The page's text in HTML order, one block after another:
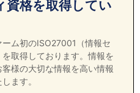
資格を取得してい
ム初のISO27001（情報セ
取得しております。情報を
様の大切な情報を高い情報
ます。